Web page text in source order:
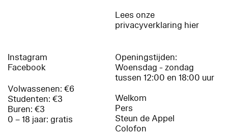
Lees onze
privacyverklaring hier
Instagram
Facebook
Volwassenen: €6
Studenten: €3
Buren: €3
0 – 18 jaar: gratis
Openingstijden:
Woensdag - zondag
tussen 12:00 en 18:00 uur
Welkom
Pers
Steun de Appel
Colofon